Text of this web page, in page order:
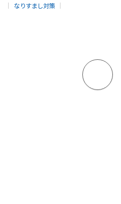
なりすまし対策